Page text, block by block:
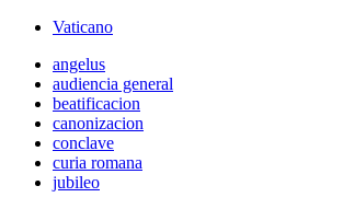
Vaticano
angelus
audiencia general
beatificacion
canonizacion
conclave
curia romana
jubileo